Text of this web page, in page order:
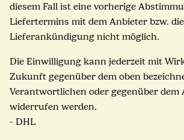
diesem Fall ist eine vorherige
Liefertermins mit dem Anbieter bzw. die
Lieferankündigung nicht möglich.
Die Einwilligung kann jederzeit mit
Zukunft gegenüber dem oben
Verantwortlichen oder gegenüber dem
widerrufen werden.
- DHL